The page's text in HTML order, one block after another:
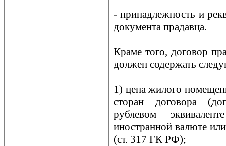
- принадлежность и
документа прадавца.
Краме того, договор
должен содержать
1) цена жилого
сторан договора
рублевом
иностранной валюте
(ст. 317 ГК РФ);